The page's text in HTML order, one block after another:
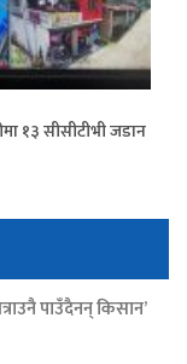
१३ सीसीटीभी जडान
पाउँदैनन् किसान’